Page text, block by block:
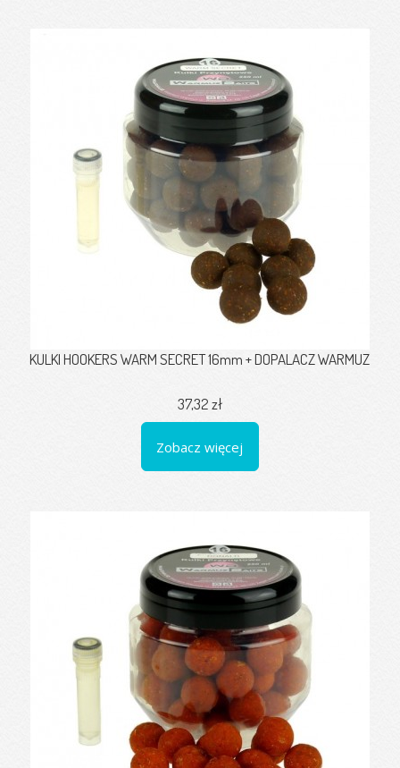
KULKI HOOKERS WARM SECRET 16mm + DOPALACZ WARMUZ
37,32 zł
Zobacz więcej